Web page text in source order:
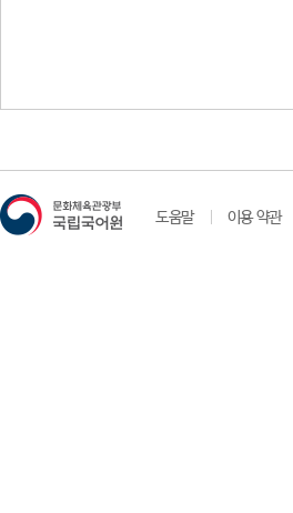
도움말 이용 약관